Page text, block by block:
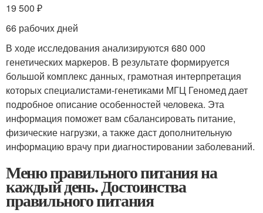
19 500 ₽
66 рабочиx дней
В ходе исследования анализируются 680 000
генетических маркеров. В результате формируется
большой комплекс данных, грамотная интерпретация
которых специалистами-генетиками МГЦ Геномед дает
подробное описание особенностей человека. Эта
информация поможет вам сбалансировать питание,
физические нагрузки, а также даст дополнительную
информацию врачу при диагностировании заболеваний.
Меню правильного питания на
каждый день. Достоинства
правильного питания